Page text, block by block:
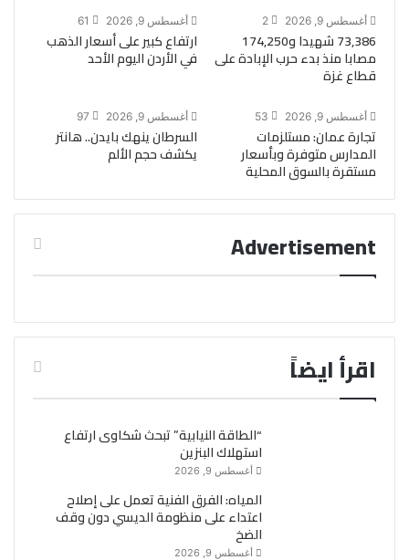
أغسطس 9, 2026 2
73,386 شهيدا و174,250
مصابا منذ بدء حرب الإبادة على
قطاع غزة
أغسطس 9, 2026 61
ارتفاع كبير على أسعار الذهب
في الأردن اليوم الأحد
أغسطس 9, 2026 53
تجارة عمان: مستلزمات
المدارس متوفرة وبأسعار
مستقرة بالسوق المحلية
أغسطس 9, 2026 97
السرطان ينهك بايدن.. هانتر
يكشف حجم الألم
Advertisement
اقرأ ايضاً
“الطاقة النيابية” تبحث شكاوى ارتفاع
استهلاك البنزين
أغسطس 9, 2026
المياه: الفرق الفنية تعمل على إصلاح
اعتداء على منظومة الديسي دون وقف
الضخ
أغسطس 9, 2026